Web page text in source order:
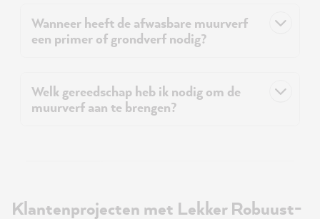
Wanneer heeft de afwasbare muurverf
een primer of grondverf nodig?
Welk gereedschap heb ik nodig om de
muurverf aan te brengen?
Klantenprojecten met Lekker Robuust-